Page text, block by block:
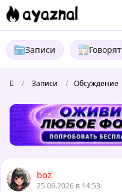
Записи Говорят
/ Записи / Обсуждение
boz
25.06.2026 в 14:53